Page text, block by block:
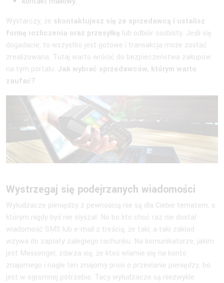
Wystarczy, że skontaktujesz się ze sprzedawcą i ustalisz
formę rozliczenia oraz przesyłkę lub odbiór osobisty. Jeśli się
dogadacie, to wszystko jest gotowe i transakcja może zostać
zrealizowana. Tutaj warto wrócić do bezpieczeństwa zakupów
na tym portalu. Jak wybrać sprzedawców, którym warto
zaufać?
Wystrzegaj się podejrzanych wiadomości
Wyłudzacze pieniędzy z pewnością nie są dla Ciebie tematem, o
którym nigdy byś nie słyszał. No bo kto choć raz nie dostał
wiadomość SMS lub e-mail z treścią, że taki, a taki zakład
wzywa do zapłaty zaległego rachunku. Na komunikatorze, jakim
jest Messenger, zdarza się, że ktoś włamie się na konto
znajomego i nagle ten znajomy prosi o przesłanie pieniędzy, bo
jest w ogromnej potrzebie. Tacy wyłudzacze są niezwykle